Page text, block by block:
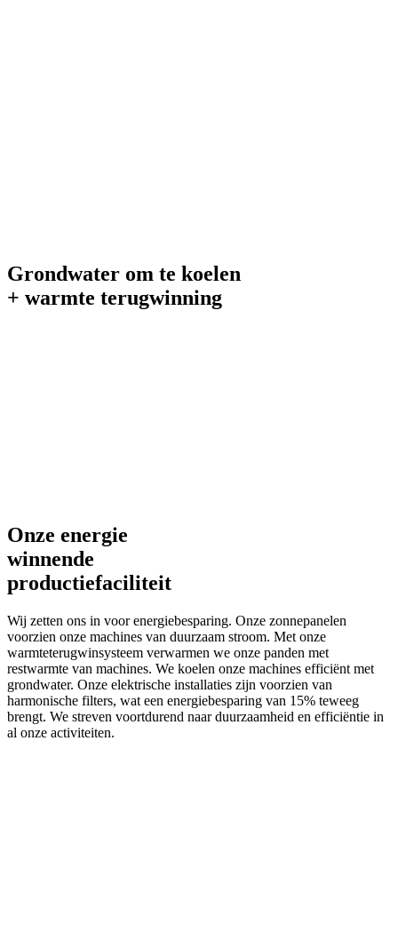
Grondwater om te koelen
+ warmte terugwinning
Onze energie
winnende
productiefaciliteit
Wij zetten ons in voor energiebesparing. Onze zonnepanelen
voorzien onze machines van duurzaam stroom. Met onze
warmteterugwinsysteem verwarmen we onze panden met
restwarmte van machines. We koelen onze machines efficiënt met
grondwater. Onze elektrische installaties zijn voorzien van
harmonische filters, wat een energiebesparing van 15% teweeg
brengt. We streven voortdurend naar duurzaamheid en efficiëntie in
al onze activiteiten.